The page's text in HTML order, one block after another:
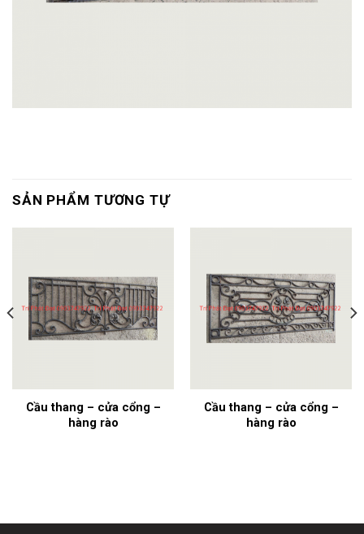
SẢN PHẨM TƯƠNG TỰ
Cầu thang – cửa cổng –
hàng rào
Cầu thang – cửa cổng –
hàng rào